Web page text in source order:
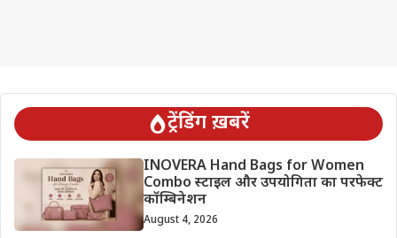
ट्रेंडिंग ख़बरें
INOVERA Hand Bags for Women
Combo स्टाइल और उपयोगिता का परफेक्ट
कॉम्बिनेशन
August 4, 2026